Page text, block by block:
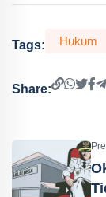
Tags: Hukum
Share: